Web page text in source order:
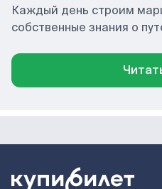
Каждый день строим
собственные знания о